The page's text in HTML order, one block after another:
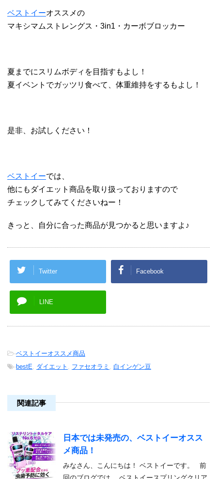
ベストイーオススメの
マキシマムストレングス・3in1・カーボブロッカー
夏までにスリムボディを目指すもよし！
夏イベントでガッツリ食べて、体重維持をするもよし！
是非、お試しください！
ベストイーでは、
他にもダイエット商品を取り扱っておりますので
チェックしてみてくださいねー！
きっと、自分に合った商品が見つかると思いますよ♪
Twitter Facebook
LINE
-ベストイーオススメ商品
-bestE ダイエット ファセオラミ 白インゲン豆
関連記事
日本では未発売の、ベストイーオスス
メ商品！
みなさん、こんにちは！ ベストイーです。 前
回のブログでは、 ベストイースプリングクリア